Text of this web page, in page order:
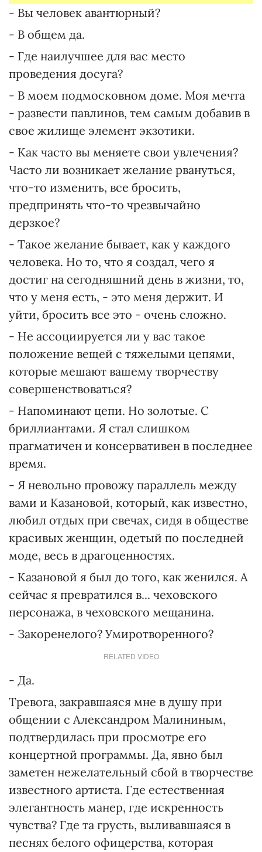
- Вы человек авантюрный?
- В общем да.
- Где наилучшее для вас место
проведения досуга?
- В моем подмосковном доме. Моя мечта
- развести павлинов, тем самым добавив в
свое жилище элемент экзотики.
- Как часто вы меняете свои увлечения?
Часто ли возникает желание рвануться,
что-то изменить, все бросить,
предпринять что-то чрезвычайно
дерзкое?
- Такое желание бывает, как у каждого
человека. Но то, что я создал, чего я
достиг на сегодняшний день в жизни, то,
что у меня есть, - это меня держит. И
уйти, бросить все это - очень сложно.
- Не ассоциируется ли у вас такое
положение вещей с тяжелыми цепями,
которые мешают вашему творчеству
совершенствоваться?
- Напоминают цепи. Но золотые. С
бриллиантами. Я стал слишком
прагматичен и консервативен в последнее
время.
- Я невольно провожу параллель между
вами и Казановой, который, как известно,
любил отдых при свечах, сидя в обществе
красивых женщин, одетый по последней
моде, весь в драгоценностях.
- Казановой я был до того, как женился. А
сейчас я превратился в... чеховского
персонажа, в чеховского мещанина.
- Закоренелого? Умиротворенного?
RELATED VIDEO
- Да.
Тревога, закравшаяся мне в душу при
общении с Александром Малининым,
подтвердилась при просмотре его
концертной программы. Да, явно был
заметен нежелательный сбой в творчестве
известного артиста. Где естественная
элегантность манер, где искренность
чувства? Где та грусть, выливавшаяся в
песнях белого офицерства, которая